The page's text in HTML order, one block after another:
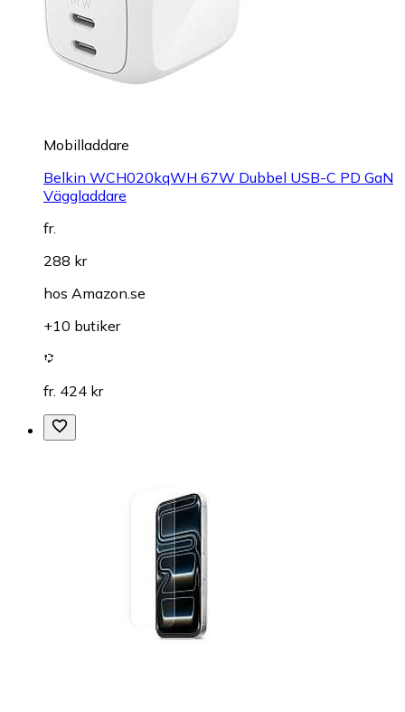
Mobilladdare
Belkin WCH020kqWH 67W Dubbel USB-C PD GaN
Väggladdare
fr.
288 kr
hos Amazon.se
+10 butiker
fr. 424 kr